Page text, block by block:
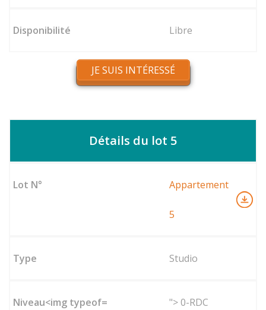
Libre
JE SUIS INTÉRESSÉ
Détails du lot 5
Appartement
5
Studio
"> 0-RDC